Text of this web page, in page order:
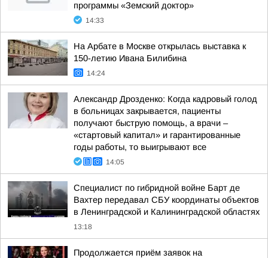
программы «Земский доктор»
14:33
На Арбате в Москве открылась выставка к
150-летию Ивана Билибина
14:24
Александр Дрозденко: Когда кадровый голод
в больницах закрывается, пациенты
получают быструю помощь, а врачи –
«стартовый капитал» и гарантированные
годы работы, то выигрывают все
14:05
Специалист по гибридной войне Барт де
Вахтер передавал СБУ координаты объектов
в Ленинградской и Калининградской областях
13:18
Продолжается приём заявок на